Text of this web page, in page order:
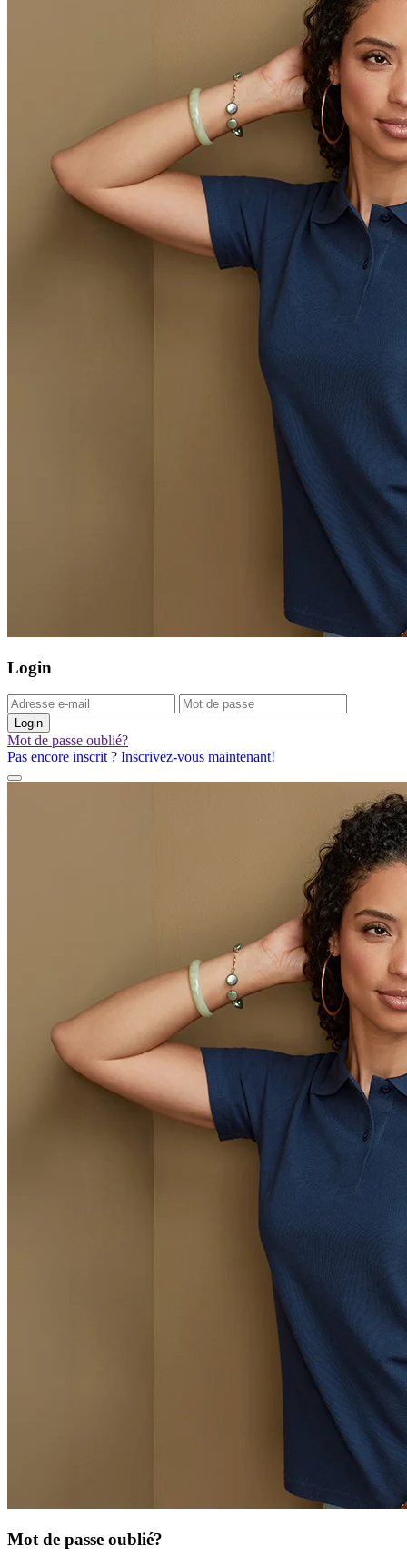
Login
Login
Mot de passe oublié?
Pas encore inscrit ? Inscrivez-vous maintenant!
Mot de passe oublié?